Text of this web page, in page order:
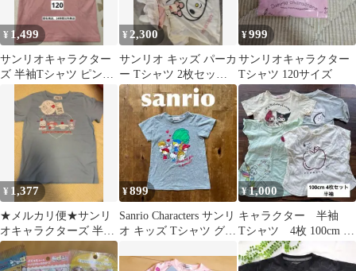
¥ 1,499
サンリオキャラクター
ズ 半袖Tシャツ ピンク
120cm キッズ 新品タグ
付き
¥ 2,300
サンリオ キッズ パーカ
ー Tシャツ 2枚セット
110
¥999
サンリオキャラクター
Tシャツ 120サイズ
¥ 1,377
★メルカリ便★サンリ
オキャラクターズ 半袖
Tシャツ 110cm
¥899
Sanrio Characters サンリ
オ キッズ Tシャツ グレ
¥1,000
キャラクター 半袖
Tシャツ 4枚 100cm マ
イメロ クロミ シナ
ぷしゅ